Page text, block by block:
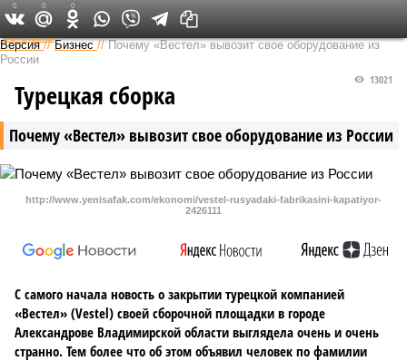
Федеральный выпуск
Версия //Бизнес //Почему «Вестел» вывозит свое оборудование из
России
Почему «Вестел» вывозит свое оборудование из России
13021
Турецкая сборка
http://www.yenisafak.com/ekonomi/vestel-rusyadaki-fabrikasini-kapatiyor-
2426111
С самого начала новость о закрытии турецкой компанией
«Вестел» (Vestel) своей сборочной площадки в городе
Александрове Владимирской области выглядела очень и очень
странно. Тем более что об этом объявил человек по фамилии
0 0 0